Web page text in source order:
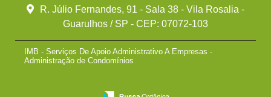
R. Júlio Fernandes, 91 - Sala 38 - Vila Rosalia -
Guarulhos / SP - CEP: 07072-103
IMB - Serviços De Apoio Administrativo A Empresas -
Administração de Condomínios